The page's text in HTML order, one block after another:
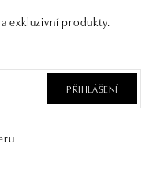
exkluzivní produkty.
PŘIHLÁŠENÍ